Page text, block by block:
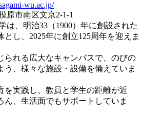
wu.ac.jp/
原市南区文京2-1-1
は、明治33（1900）年に創設された
とし、2025年に創立125周年を迎えま
られる広大なキャンパスで、のびの
う、様々な施設・設備を備えていま
を実践し、教員と学生の距離が近
ん、生活面でもサポートしていま